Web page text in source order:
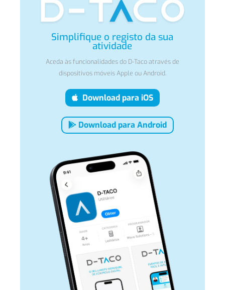
Simplifique o registo da sua
atividade
Aceda às funcionalidades do D-Taco através de
dispositivos móveis Apple ou Android.
Download para iOS
Download para Android